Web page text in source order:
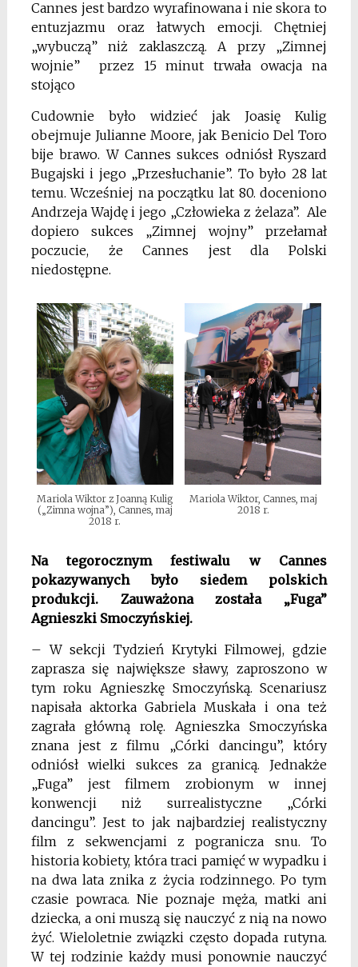
Cannes jest bardzo wyrafinowana i nie skora to
entuzjazmu oraz łatwych emocji. Chętniej
„wybuczą” niż zaklaszczą. A przy „Zimnej
wojnie” przez 15 minut trwała owacja na
stojąco
Cudownie było widzieć jak Joasię Kulig
obejmuje Julianne Moore, jak Benicio Del Toro
bije brawo. W Cannes sukces odniósł Ryszard
Bugajski i jego „Przesłuchanie”. To było 28 lat
temu. Wcześniej na początku lat 80. doceniono
Andrzeja Wajdę i jego „Człowieka z żelaza”. Ale
dopiero sukces „Zimnej wojny” przełamał
poczucie, że Cannes jest dla Polski
niedostępne.
Mariola Wiktor z Joanną Kulig
(„Zimna wojna”), Cannes, maj
2018 r.
Mariola Wiktor, Cannes, maj
2018 r.
Na tegorocznym festiwalu w Cannes
pokazywanych było siedem polskich
produkcji. Zauważona została „Fuga”
Agnieszki Smoczyńskiej.
– W sekcji Tydzień Krytyki Filmowej, gdzie
zaprasza się największe sławy, zaproszono w
tym roku Agnieszkę Smoczyńską. Scenariusz
napisała aktorka Gabriela Muskała i ona też
zagrała główną rolę. Agnieszka Smoczyńska
znana jest z filmu „Córki dancingu”, który
odniósł wielki sukces za granicą. Jednakże
„Fuga” jest filmem zrobionym w innej
konwencji niż surrealistyczne „Córki
dancingu”. Jest to jak najbardziej realistyczny
film z sekwencjami z pogranicza snu. To
historia kobiety, która traci pamięć w wypadku i
na dwa lata znika z życia rodzinnego. Po tym
czasie powraca. Nie poznaje męża, matki ani
dziecka, a oni muszą się nauczyć z nią na nowo
żyć. Wieloletnie związki często dopada rutyna.
W tej rodzinie każdy musi ponownie nauczyć